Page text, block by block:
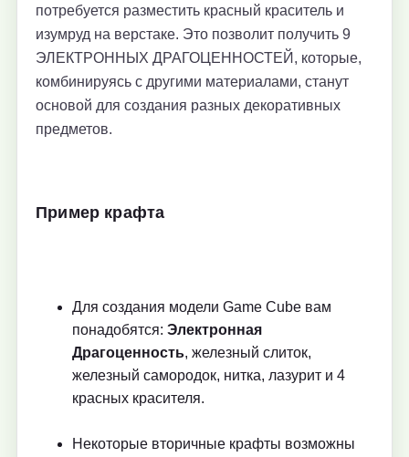
потребуется разместить красный краситель и
изумруд на верстаке. Это позволит получить 9
ЭЛЕКТРОННЫХ ДРАГОЦЕННОСТЕЙ, которые,
комбинируясь с другими материалами, станут
основой для создания разных декоративных
предметов.
Пример крафта
Для создания модели Game Cube вам
понадобятся: Электронная
Драгоценность, железный слиток,
железный самородок, нитка, лазурит и 4
красных красителя.
Некоторые вторичные крафты возможны